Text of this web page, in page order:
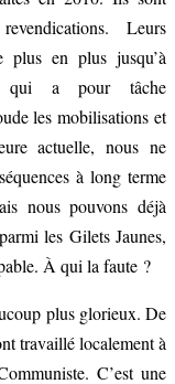
Leurs
plus en plus jusqu’à
qui a pour tâche
les mobilisations et
actuelle, nous ne
à long terme
nous pouvons déjà
les Gilets Jaunes,
À qui la faute ?
plus glorieux. De
travaillé localement à
C’est une